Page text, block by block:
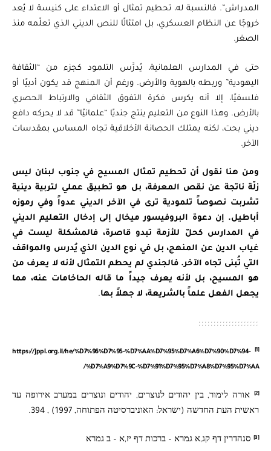
المدراش”. فالنسبة له، تحطيم تمثال أو الاعتداء على كنيسة لا يُعد
خروجًا عن النظام العسكري، بل امتثالًا للنص الديني الذي تعلّمه منذ
الصغر.
حتى في المدارس العلمانية، يُدرَّس التلمود كجزء من “الثقافة
اليهودية” وربطه بالهوية والأرض. ورغم أن المنهج قد يكون أدبيًا أو
فلسفيًا، إلا أنه يكرس فكرة التفوق الثقافي والارتباط الحصري
بالأرض. وهذا النوع من التعليم ينتج جنديًا “علمانيًا” قد لا يحركه دافع
ديني بحت، لكنه يمتلك الحصانة الأخلاقية تجاه المساس بمقدسات
الآخر.
ومن هنا نقول أن تحطيم تمثال المسيح في جنوب لبنان ليس
زلّة ناتجة عن نقص المعرفة، بل هو تطبيق عملي لتربية دينية
تشربت نصوصاً تلمودية ترى في الآخر الديني عدواً وفي رموزه
أباطيل. إن دعوة البروفيسور ميخال إلى إدخال التعليم الديني
في المدارس كحلّ للأزمة تبدو قاصرة، فالمشكلة ليست في
غياب الدين عن المنهج، بل في نوع الدين الذي يُدرس والمواقف
التي تُبنى تجاه الآخر. فالجندي لم يحطم التمثال لأنه لا يعرف من
هو المسيح، بل لأنه يعرف جيداً ما قاله الحاخامات عنه، مما
يجعل الفعل علماً بالشريعة، لا جهلاً بها.
https://jppi.org.il/he/%D7%96%D7%95-%D7%AA%D7%95%D7%A6%D7%90%D7%94-
%D7%A9%D7%9C-%D7%91%D7%95%D7%A8%D7%95%D7%AA/
אורה לימור, בין יהודים לנוצרים, יהודים ונוצרים במערב אירופה עד
ראשית העת החדשה (ישראל: האוניברסיטה הפתוחה, 1997) , 394.
סנהדרין דף קג,א גמרא – ברכות דף יז,א – ב גמרא